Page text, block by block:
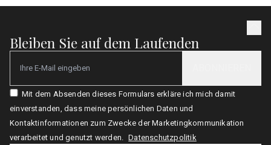
Bleiben Sie auf dem Laufenden
Email
Mit dem Absenden dieses Formulars erkläre ich mich damit
einverstanden, dass meine persönlichen Daten und
Kontaktinformationen zum Zwecke der Marketingkommunikation
verarbeitet und genutzt werden.
Datenschutzpolitik